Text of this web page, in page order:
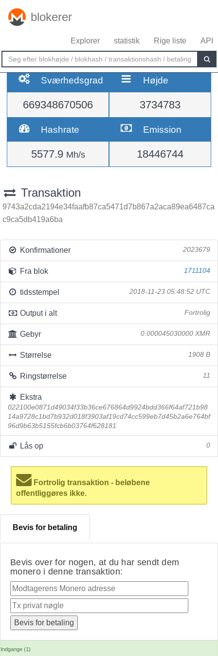
blokerer
Explorer statistik Rige liste API
Sværhedsgrad
669348670506
Højde
3734783
Hashrate
5577.9 Mh/s
Emission
18446744
Transaktion
9743a2cda2194e34faafb87ca5471d7b867a2aca89ea6487ca
c9ca5db419a6ba
Konfirmationer 2023679
Fra blok 1711104
tidsstempel 2018-11-23 05:48:52 UTC
Output i alt Fortrolig
Gebyr 0.000045030000 XMR
Størrelse 1908 B
Ringstørrelse 11
Ekstra
022100e0871d49034f33b36ce676864d9924bdd366f64af721b98
14a9728c1bd7b932d018f3903af19cd74cc599eb7d45b2a6e764bf
96d9b63b5155fcb6b03764f628181
Lås op 0
Fortrolig transaktion - beløbene
offentliggøres ikke.
Bevis for betaling
Bevis over for nogen, at du har sendt dem
monero i denne transaktion:
Indgange (1)